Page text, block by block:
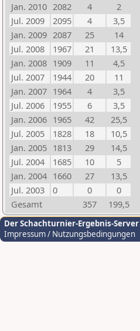
Jan. 2010 2082 4
2
Jul. 2009
2095 4
3,5
Jan. 2009 2087 25
14
Jul. 2008
1967 21
13,5
Jan. 2008 1909 11
4,5
Jul. 2007
1944 20
11
Jan. 2007 1964 4
3,5
Jul. 2006
1955 6
3,5
Jan. 2006 1965 42
25,5
Jul. 2005
1828 18
10,5
Jan. 2005 1813 29
14,5
Jul. 2004
1685 10
5
Jan. 2004 1660 27
13,5
Jul. 2003
0 0
0
Gesamt
357 199,5
Der Schachturnier-Ergebnis-Server
Impressum / Nutzungsbedingungen